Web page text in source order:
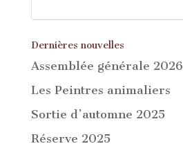
Dernières nouvelles
Assemblée générale 2026
Les Peintres animaliers
Sortie d’automne 2025
Réserve 2025